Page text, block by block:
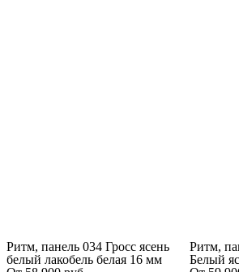
Ритм, панель 034 Гросс ясень
белый лакобель белая 16 мм
Ритм,
Белый